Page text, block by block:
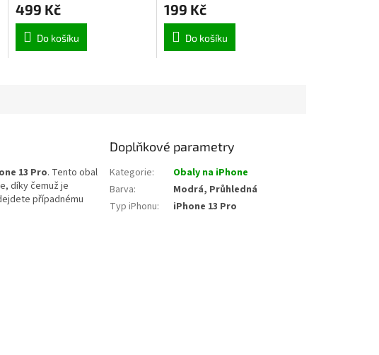
499 Kč
Do košíku
199 Kč
Do košíku
13 Pro. Tento obal
díky čemuž je
případnému
Doplňkové parametry
Kategorie:
Obaly na iPhone
Barva:
Modrá, Průhledná
Typ iPhonu: iPhone 13 Pro